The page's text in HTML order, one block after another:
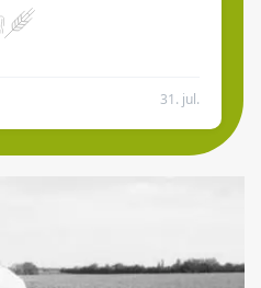
31. jul.